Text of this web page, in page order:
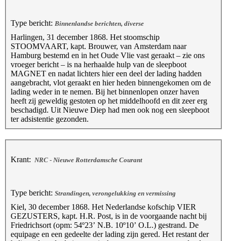
Type bericht: Binnenlandse berichten, diverse
Harlingen, 31 december 1868. Het stoomschip
STOOMVAART, kapt. Brouwer, van Amsterdam naar
Hamburg bestemd en in het Oude Vlie vast geraakt – zie ons
vroeger bericht – is na herhaalde hulp van de sleepboot
MAGNET en nadat lichters hier een deel der lading hadden
aangebracht, vlot geraakt en hier heden binnengekomen om de
lading weder in te nemen. Bij het binnenlopen onzer haven
heeft zij geweldig gestoten op het middelhoofd en dit zeer erg
beschadigd. Uit Nieuwe Diep had men ook nog een sleepboot
ter adsistentie gezonden.
Krant: NRC - Nieuwe Rotterdamsche Courant
Type bericht: Strandingen, verongelukking en vermissing
Kiel, 30 december 1868. Het Nederlandse kofschip VIER
GEZUSTERS, kapt. H.R. Post, is in de voorgaande nacht bij
Friedrichsort (opm: 54º23’ N.B. 10º10’ O.L.) gestrand. De
equipage en een gedeelte der lading zijn gered. Het restant der